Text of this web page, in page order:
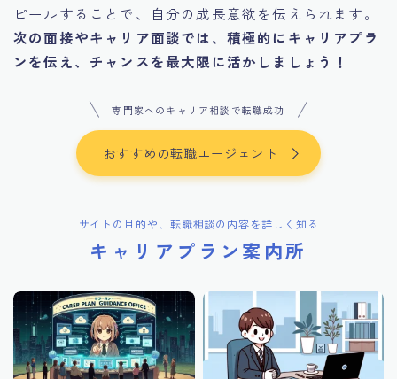
ピールすることで、自分の成長意欲を伝えられます。
次の面接やキャリア面談では、積極的にキャリアプラ
ンを伝え、チャンスを最大限に活かしましょう！
専門家へのキャリア相談で転職成功
おすすめの転職エージェント
サイトの目的や、転職相談の内容を詳しく知る
キャリアプラン案内所